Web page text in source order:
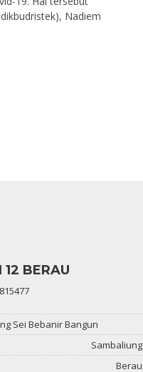
Nadiem
12 BERAU
Sei Bebanir Bangun
Sambaliung
Berau